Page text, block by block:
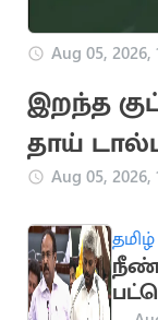
Aug 05, 2026,
இறந்த
தாய்
Aug 05, 2026,